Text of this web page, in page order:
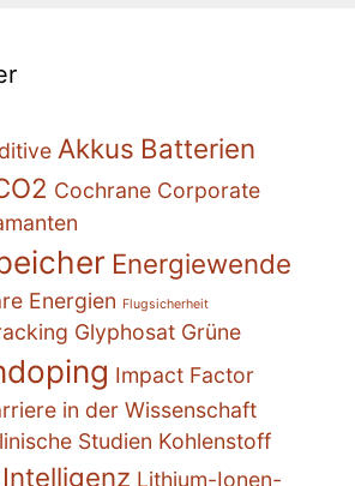
Akkus Batterien
Cochrane Corporate
Energiewende
Energien Flugsicherheit
Glyphosat Grüne
Impact Factor
in der Wissenschaft
Studien Kohlenstoff
Lithium-Ionen-